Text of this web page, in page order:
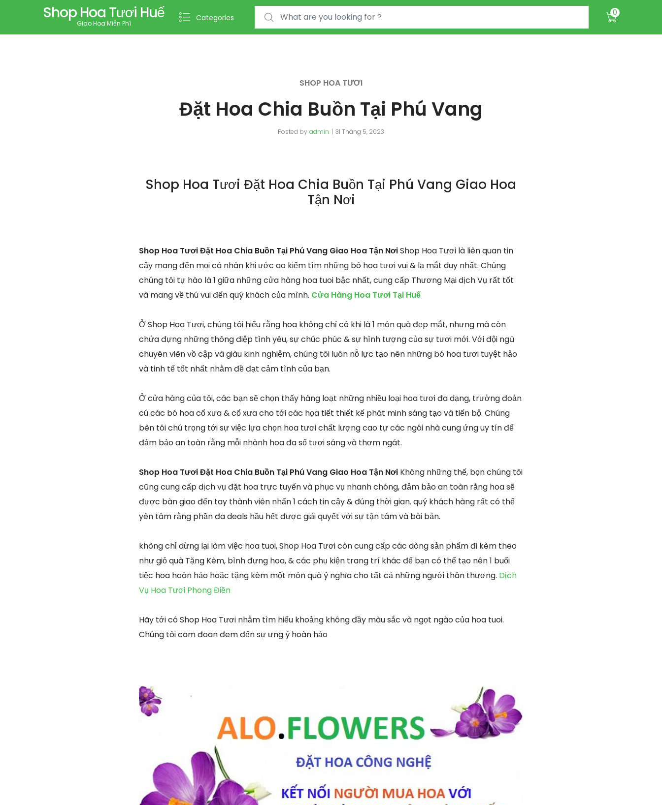
Shop Hoa Tươi Huế
Giao Hoa Miễn Phí
Categories
Search for: 0
SHOP HOA TƯƠI
Đặt Hoa Chia Buồn Tại Phú Vang
Posted by admin 31 Tháng 5, 2023
Shop Hoa Tươi Đặt Hoa Chia Buồn Tại Phú Vang Giao Hoa
Tận Nơi
Shop Hoa Tươi Đặt Hoa Chia Buồn Tại Phú Vang Giao Hoa Tận NơiShop Hoa Tươi là liên quan tin
cậy mang đến mọi cá nhân khi ước ao kiếm tìm những bó hoa tươi vui & lạ mắt duy nhất. Chúng
chúng tôi tự hào là 1 giữa những cửa hàng hoa tuoi bậc nhất, cung cấp Thương Mại dịch Vụ rất tốt
và mang về thú vui đến quý khách của mình. Cửa Hàng Hoa Tươi Tại Huế
Ở Shop Hoa Tươi, chúng tôi hiểu rằng hoa không chỉ có khi là 1 món quà đẹp mắt, nhưng mà còn
chứa đựng những thông điệp tình yêu, sự chúc phúc & sự hình tượng của sự tươi mới. Với đội ngũ
chuyên viên vồ cập và giàu kinh nghiệm, chúng tôi luôn nỗ lực tạo nên những bó hoa tươi tuyệt hảo
và tinh tế tốt nhất nhằm đề đạt cảm tình của bạn.
Ở cửa hàng của tôi, các bạn sẽ chọn thấy hàng loạt những nhiều loại hoa tươi đa dạng, trường đoản
cú các bó hoa cổ xưa & cổ xưa cho tới các họa tiết thiết kế phát minh sáng tạo và tiến bộ. Chúng
bên tôi chú trọng tới sự việc lựa chọn hoa tươi chất lượng cao tự các ngôi nhà cung ứng uy tín để
đảm bảo an toàn rằng mỗi nhành hoa đa số tươi sáng và thơm ngát.
Shop Hoa Tươi Đặt Hoa Chia Buồn Tại Phú Vang Giao Hoa Tận Nơi Không những thế, bọn chúng tôi
cũng cung cấp dịch vụ đặt hoa trực tuyến và phục vụ nhanh chóng, đảm bảo an toàn rằng hoa sẽ
được bàn giao đến tay thành viên nhấn 1 cách tin cậy & đúng thời gian. quý khách hàng rất có thể
yên tâm rằng phần đa deals hầu hết được giải quyết với sự tận tâm và bài bản.
không chỉ dừng lại làm việc hoa tuoi, Shop Hoa Tươi còn cung cấp các dòng sản phẩm đi kèm theo
như giỏ quà Tặng Kèm, bình đựng hoa, & các phụ kiện trang trí khác để bạn có thể tạo nên 1 buổi
tiệc hoa hoàn hảo hoặc tặng kèm một món quà ý nghĩa cho tất cả những người thân thương. Dịch
Vụ Hoa Tươi Phong Điền
Hãy tới có Shop Hoa Tươi nhằm tìm hiểu khoảng không đầy màu sắc và ngọt ngào của hoa tuoi.
Chúng tôi cam đoan đem đến sự ưng ý hoàn hảo